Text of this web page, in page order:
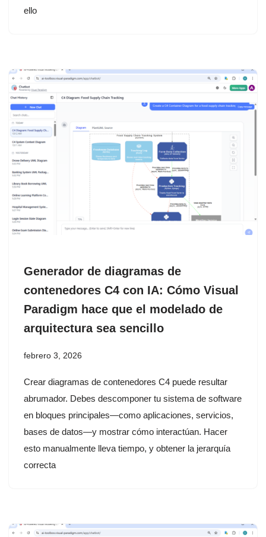
ello
Generador de diagramas de
contenedores C4 con IA: Cómo Visual
Paradigm hace que el modelado de
arquitectura sea sencillo
febrero 3, 2026
Crear diagramas de contenedores C4 puede resultar
abrumador. Debes descomponer tu sistema de software
en bloques principales—como aplicaciones, servicios,
bases de datos—y mostrar cómo interactúan. Hacer
esto manualmente lleva tiempo, y obtener la jerarquía
correcta